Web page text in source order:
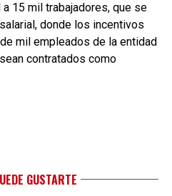
15 mil trabajadores, que se
donde los incentivos
mil empleados de la entidad
contratados como
GUSTARTE